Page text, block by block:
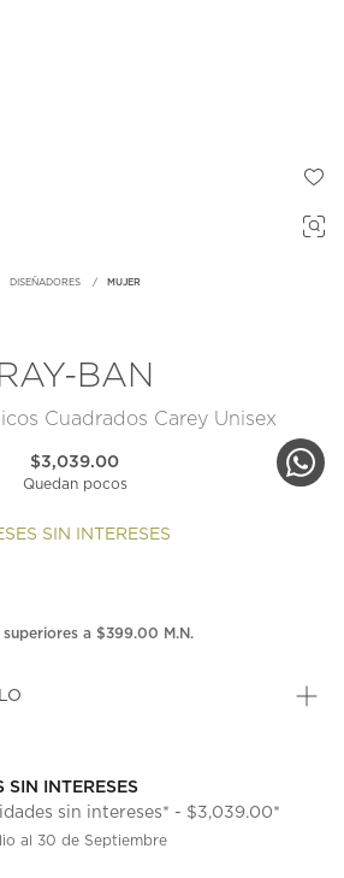
DISEÑADORES MUJER
RAY-BAN
Cuadrados Carey Unisex
$3,039.00
Quedan pocos
SIN INTERESES
a $399.00 M.N.
SIN INTERESES
sin intereses* - $3,039.00*
al 30 de Septiembre